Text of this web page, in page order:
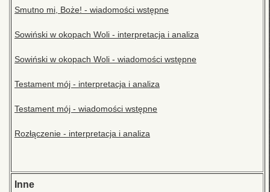
Smutno mi, Boże! - wiadomości wstępne
Sowiński w okopach Woli - interpretacja i analiza
Sowiński w okopach Woli - wiadomości wstępne
Testament mój - interpretacja i analiza
Testament mój - wiadomości wstępne
Rozłączenie - interpretacja i analiza
Inne